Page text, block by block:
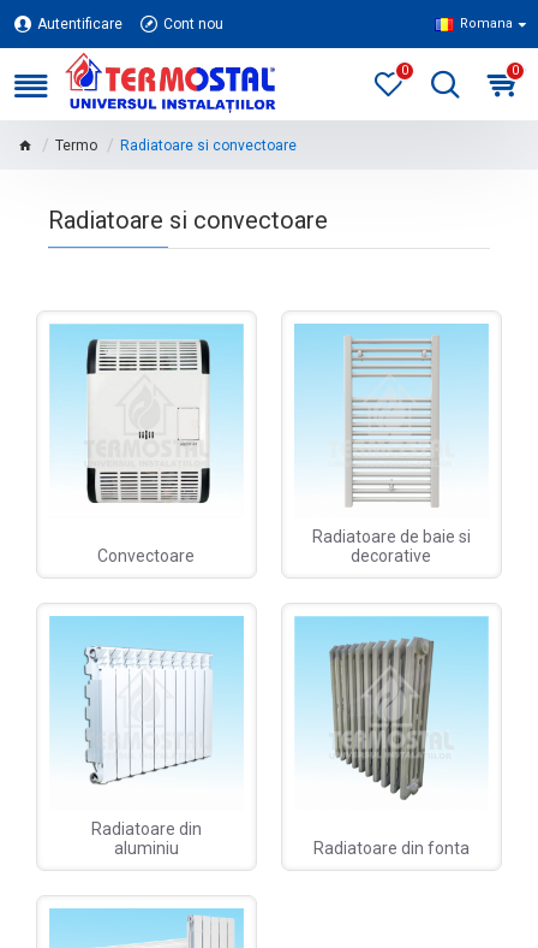
Autentificare Cont nou Romana
0 0
Termo Radiatoare si convectoare
Radiatoare si convectoare
Convectoare
Radiatoare de baie si
decorative
Radiatoare din
aluminiu
Radiatoare din fonta